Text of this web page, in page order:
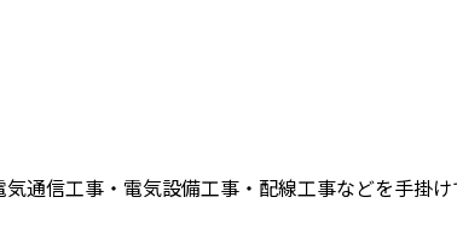
通信工事・電気設備工事・配線工事などを手掛